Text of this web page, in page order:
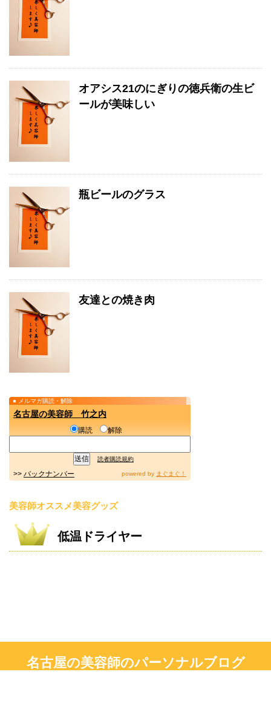
オアシス21のにぎりの徳兵衛の生ビ
ールが美味しい
瓶ビールのグラス
友達との焼き肉
メルマガ購読・解除
名古屋の美容師 竹之内
購読 解除
読者購読規約
>> バックナンバー powered by まぐまぐ！
美容師オススメ美容グッズ
低温ドライヤー
名古屋の美容師のパーソナルブログ